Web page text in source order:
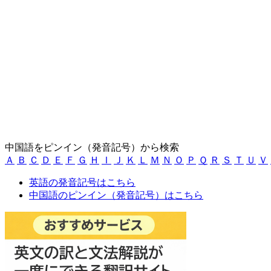
中国語をピンイン（発音記号）から検索
Ａ
Ｂ Ｃ Ｄ Ｅ Ｆ Ｇ Ｈ Ｉ Ｊ Ｋ Ｌ Ｍ Ｎ Ｏ Ｐ Ｑ Ｒ Ｓ Ｔ Ｕ Ｖ
英語の発音記号はこちら
中国語のピンイン（発音記号）はこちら